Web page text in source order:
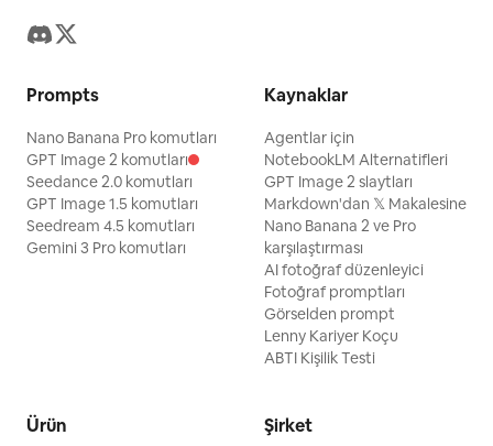
Prompts
Nano Banana Pro komutları
GPT Image 2 komutları
Seedance 2.0 komutları
GPT Image 1.5 komutları
Seedream 4.5 komutları
Gemini 3 Pro komutları
Kaynaklar
Agentlar için
NotebookLM Alternatifleri
GPT Image 2 slaytları
Markdown'dan 𝕏 Makalesine
Nano Banana 2 ve Pro
karşılaştırması
AI fotoğraf düzenleyici
Fotoğraf promptları
Görselden prompt
Lenny Kariyer Koçu
ABTI Kişilik Testi
Ürün Şirket